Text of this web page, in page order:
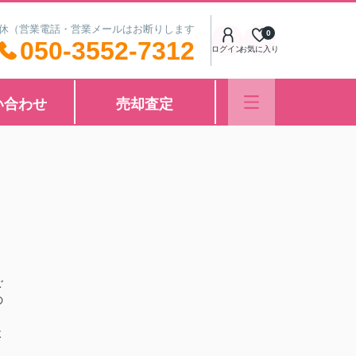
営業電話・営業メールはお断りします
050-3552-7312 ログインお気に入り
0
合わせ 売却査定